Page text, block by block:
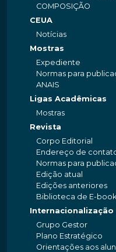
COMPOSIÇÃO
CEUA
Notícias
Mostras
Expediente
Normas para
ANAIS
Ligas Acadêmicas
Mostras
Revista
Corpo Editorial
Endereço de
Normas para
Edição atual
Edições anteriores
Biblioteca de E-
Internacionalização
Grupo Gestor
Plano Estratégico
Orientações aos